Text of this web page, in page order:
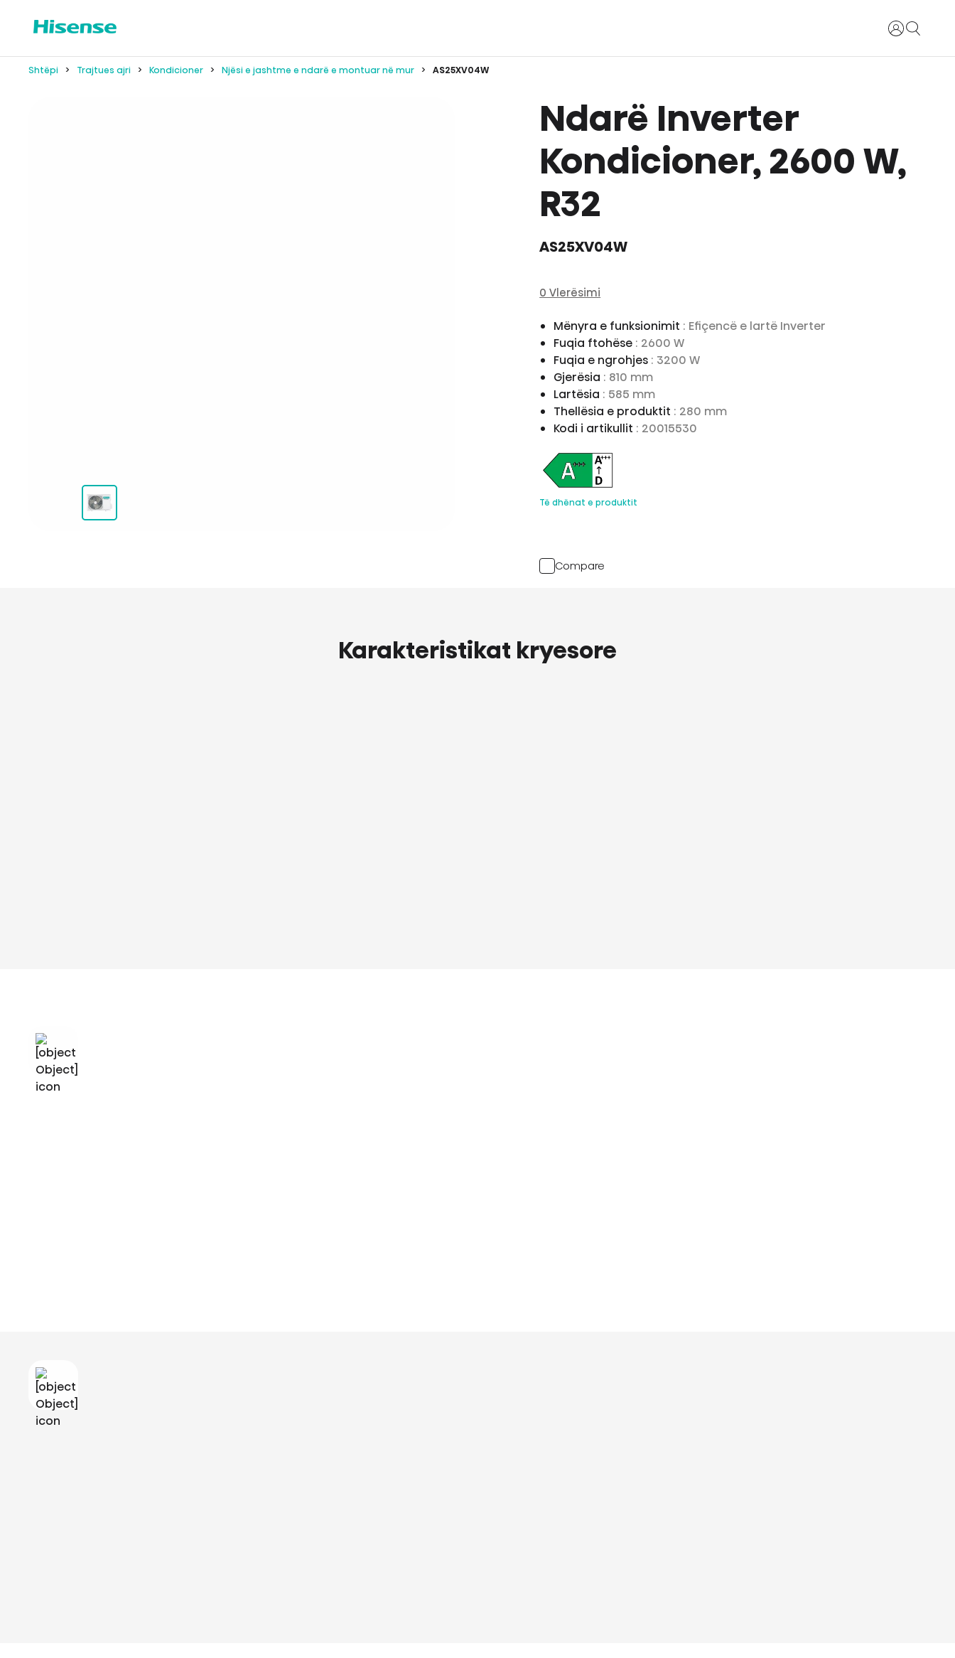
Identifikohu
Shtëpi Trajtues ajri Kondicioner Njësi e jashtme e ndarë e montuar në mur AS25XV04W
Ndarë Inverter
Kondicioner, 2600 W,
R32
AS25XV04W
0 Vlerësimi
Mënyra e funksionimit : Efiçencë e lartë Inverter
Fuqia ftohëse : 2600 W
Fuqia e ngrohjes : 3200 W
Gjerësia : 810 mm
Lartësia : 585 mm
Thellësia e produktit : 280 mm
Kodi i artikullit : 20015530
Të dhënat e produktit
Compare
Karakteristikat kryesore